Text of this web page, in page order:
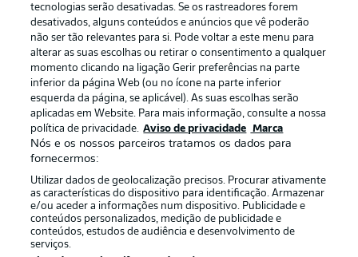
APLICATIVO DA BUNDESLIGA
Oferecido por
tecnologias serão desativadas. Se os rastreadores forem
desativados, alguns conteúdos e anúncios que vê poderão
não ser tão relevantes para si. Pode voltar a este menu para
alterar as suas escolhas ou retirar o consentimento a qualquer
momento clicando na ligação Gerir preferências na parte
inferior da página Web (ou no ícone na parte inferior
esquerda da página, se aplicável). As suas escolhas serão
aplicadas em Website. Para mais informação, consulte a nossa
política de privacidade. Aviso de privacidade Marca
Nós e os nossos parceiros tratamos os dados para
fornecermos:
Utilizar dados de geolocalização precisos. Procurar ativamente
as características do dispositivo para identificação. Armazenar
e/ou aceder a informações num dispositivo. Publicidade e
conteúdos personalizados, medição de publicidade e
conteúdos, estudos de audiência e desenvolvimento de
serviços.